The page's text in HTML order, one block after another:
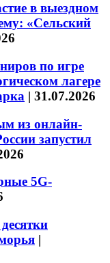
в выездном
«Сельский
по игре
лагере
| 31.07.2026
из онлайн-
запустил
5G-
|